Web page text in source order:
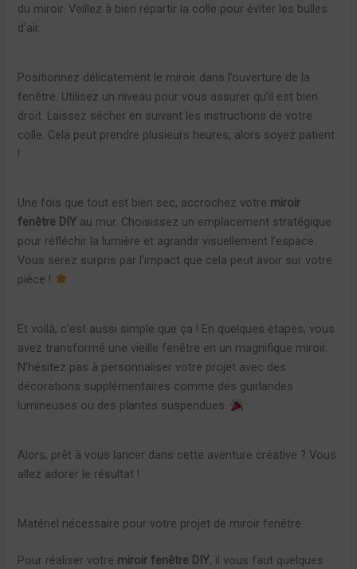
du miroir. Veillez à bien répartir la colle pour éviter les bulles
d’air.
Positionnez délicatement le miroir dans l’ouverture de la
fenêtre. Utilisez un niveau pour vous assurer qu’il est bien
droit. Laissez sécher en suivant les instructions de votre
colle. Cela peut prendre plusieurs heures, alors soyez patient
!
Une fois que tout est bien sec, accrochez votre miroir
fenêtre DIY au mur. Choisissez un emplacement stratégique
pour réfléchir la lumière et agrandir visuellement l’espace.
Vous serez surpris par l’impact que cela peut avoir sur votre
pièce !
Et voilà, c’est aussi simple que ça ! En quelques étapes, vous
avez transformé une vieille fenêtre en un magnifique miroir.
N’hésitez pas à personnaliser votre projet avec des
décorations supplémentaires comme des guirlandes
lumineuses ou des plantes suspendues.
Alors, prêt à vous lancer dans cette aventure créative ? Vous
allez adorer le résultat !
Matériel nécessaire pour votre projet de miroir fenêtre
Pour réaliser votre miroir fenêtre DIY, il vous faut quelques